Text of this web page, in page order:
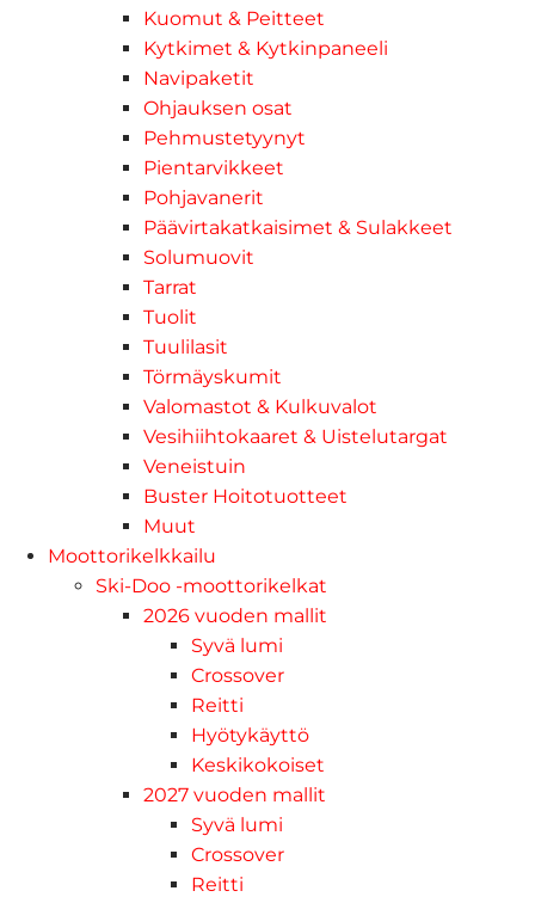
Kuomut & Peitteet
Kytkimet & Kytkinpaneeli
Navipaketit
Ohjauksen osat
Pehmustetyynyt
Pientarvikkeet
Pohjavanerit
Päävirtakatkaisimet & Sulakkeet
Solumuovit
Tarrat
Tuolit
Tuulilasit
Törmäyskumit
Valomastot & Kulkuvalot
Vesihiihtokaaret & Uistelutargat
Veneistuin
Buster Hoitotuotteet
Muut
Moottorikelkkailu
Ski-Doo -moottorikelkat
2026 vuoden mallit
Syvä lumi
Crossover
Reitti
Hyötykäyttö
Keskikokoiset
2027 vuoden mallit
Syvä lumi
Crossover
Reitti